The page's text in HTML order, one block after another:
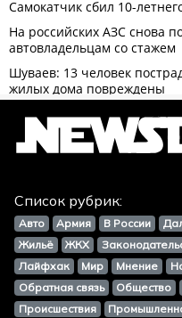
Список рубрик:
Авто Армия В России
Жильё
ЖКХ
Лайфхак
Мир Мнение
Обратная связь
Общество
Происшествия